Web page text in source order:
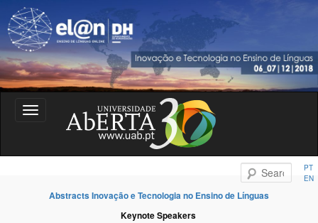
Inovação e Tecnologia no Ensino
das Línguas
organização da Jornada de Inovação e Tecnologia no ensino das Línguas
Toggle
navigation
PT
EN
Abstracts Inovação e Tecnologia no Ensino de Línguas
Keynote Speakers